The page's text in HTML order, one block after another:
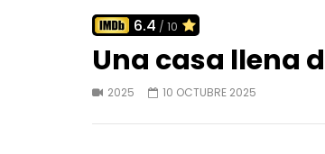
6.4 / 10
Una casa llena
2025 10 OCTUBRE 2025